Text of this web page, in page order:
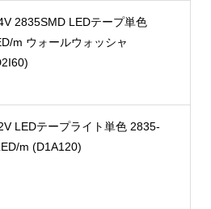
2835SMD LEDテープ単色
m ウォールウォッシャ
LEDテープライト単色 2835-
m (D1A120)